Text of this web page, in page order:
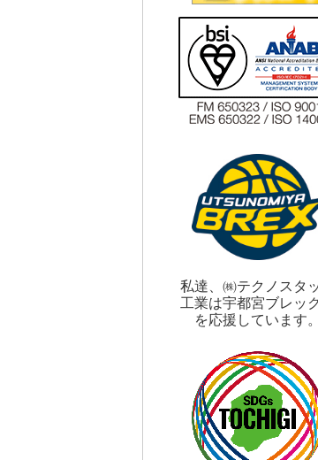
私達、㈱テクノスタ
工業は宇都宮ブレッ
を応援しています。